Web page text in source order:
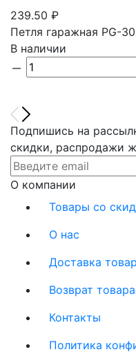
239.50 ₽
Петля гаражная PG-
В наличии
Подпишись на
скидки, распродажи
О компании
Товары со
О нас
Доставка
Возврат товара
Контакты
Политика